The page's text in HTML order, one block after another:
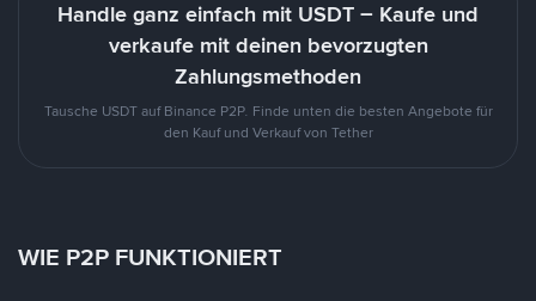
Handle ganz einfach mit USDT – Kaufe und
verkaufe mit deinen bevorzugten
Zahlungsmethoden
Tausche USDT auf Binance P2P. Finde unten die besten Angebote für
den Kauf und Verkauf von Tether
WIE P2P FUNKTIONIERT